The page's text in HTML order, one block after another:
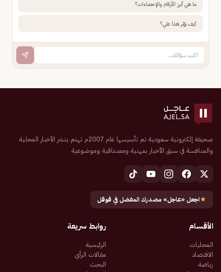
ما هي أبرز الأرقام والإحصاءات؟
كيف يؤثر هذا علي؟
صحيفة إلكترونية سعودية تم تأسيسها عام 2007م تهتم بنشر الأخبار المحلية
والمنافسة في سبق الأخبار بمهنية ومصداقية وموضوعية
★اجعل «عاجل» مصدرك المفضل في قوقل
الأقسام
المحليات
الاقتصاد
رياضة
روابط سريعة
الرئيسية
مقالات الرأي
البحث